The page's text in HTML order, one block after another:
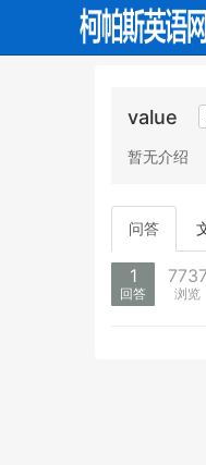
value
暂无介绍
问答
1
回答
7737
浏览